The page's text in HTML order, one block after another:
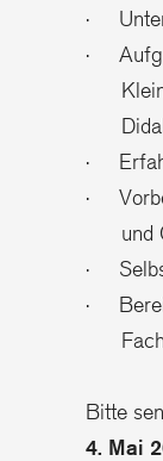
·
·
·
·
und
·
·
Bitte
4. Mai